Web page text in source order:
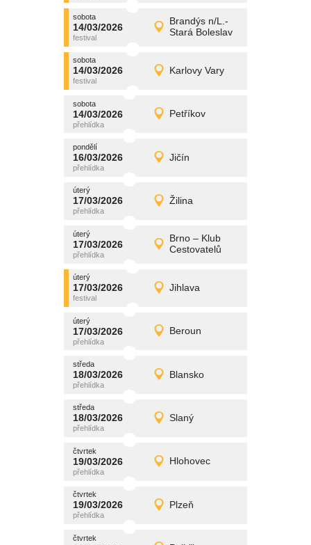
sobota
14/03/2026
Brandýs n/L.-
Stará Boleslav
sobota
14/03/2026 Detail
promítání
sobota
14/03/2026 Karlovy Vary
sobota
14/03/2026 Detail
promítání
sobota
14/03/2026 Petříkov
sobota
14/03/2026 Detail
promítání
pondělí
16/03/2026 Jičín
pondělí
16/03/2026 Detail
promítání
úterý
17/03/2026 Žilina
úterý
17/03/2026 Detail
promítání
úterý
17/03/2026
Brno – Klub
Cestovatelů
úterý
17/03/2026 Detail
promítání
úterý
17/03/2026 Jihlava
úterý
17/03/2026 Detail
promítání
úterý
17/03/2026 Beroun
úterý
17/03/2026 Detail
promítání
středa
18/03/2026 Blansko
středa
18/03/2026 Detail
promítání
středa
18/03/2026 Slaný
středa
18/03/2026 Detail
promítání
čtvrtek
19/03/2026 Hlohovec
čtvrtek
19/03/2026 Detail
promítání
čtvrtek
19/03/2026 Plzeň
čtvrtek
19/03/2026 Detail
promítání
čtvrtek